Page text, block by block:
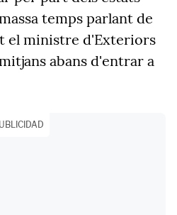
temps parlant de
el ministre d'Exteriors
abans d'entrar a